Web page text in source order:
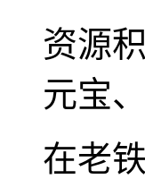
资源
元宝
在老